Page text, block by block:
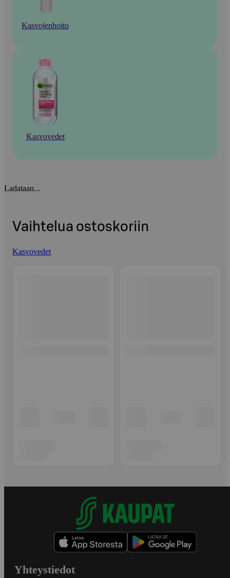
Kasvojenhoito
Kasvovedet
Ladataan...
Vaihtelua ostoskoriin
Kasvovedet
Yhteystiedot